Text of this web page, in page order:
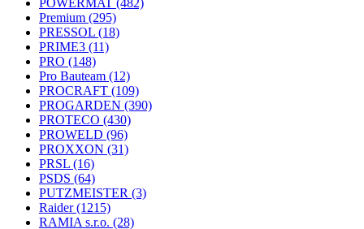
POWERMAT (482)
Premium (295)
PRESSOL (18)
PRIME3 (11)
PRO (148)
Pro Bauteam (12)
PROCRAFT (109)
PROGARDEN (390)
PROTECO (430)
PROWELD (96)
PROXXON (31)
PRSL (16)
PSDS (64)
PUTZMEISTER (3)
Raider(1215)
RAMIA s.r.o. (28)